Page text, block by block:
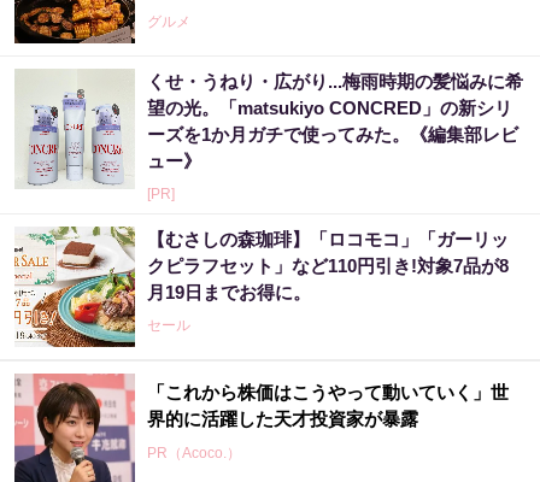
グルメ
くせ・うねり・広がり...梅雨時期の髪悩みに希
望の光。「matsukiyo CONCRED」の新シリ
ーズを1か月ガチで使ってみた。《編集部レビ
ュー》
[PR]
【むさしの森珈琲】「ロコモコ」「ガーリッ
クピラフセット」など110円引き!対象7品が8
月19日までお得に。
セール
「これから株価はこうやって動いていく」世
界的に活躍した天才投資家が暴露
PR（Acoco.）